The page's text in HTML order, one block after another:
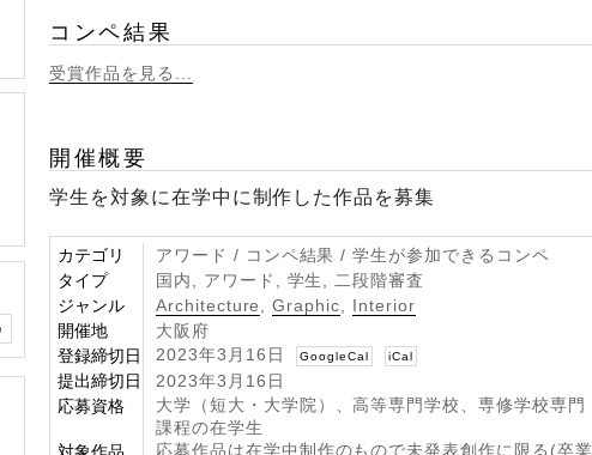
コンペ結果
受賞作品を見る...
開催概要
学生を対象に在学中に制作した作品を募集
カテゴリ
アワード / コンペ結果 / 学生が参加できるコンペ
タイプ
国内, アワード, 学生, 二段階審査
ジャンル
Architecture ,Graphic
Interior
開催地
大阪府
登録締切日
2023年3月16日 GoogleCal iCal
提出締切日
2023年3月16日
応募資格
大学（短大・大学院）、高等専門学校、専修学校専門
課程の在学生
応募作品は在学中制作のもので未発表創作に限る(卒業